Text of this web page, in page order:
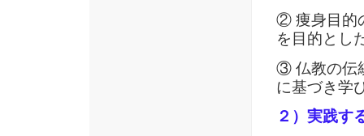
② 痩身目的
を目的とし
③ 仏教の伝
に基づき学
２）実践す